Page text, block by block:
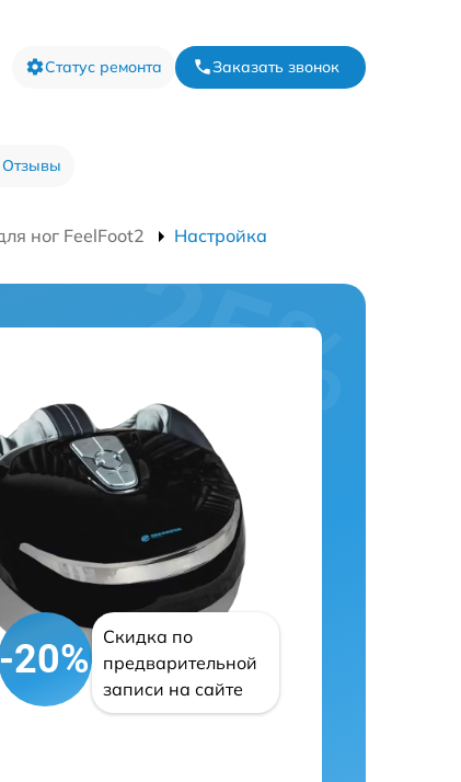
Статус ремонта Заказать звонок
Отзывы
ног FeelFoot2 Настройка
-20%
Скидка по
предварительной
записи на сайте